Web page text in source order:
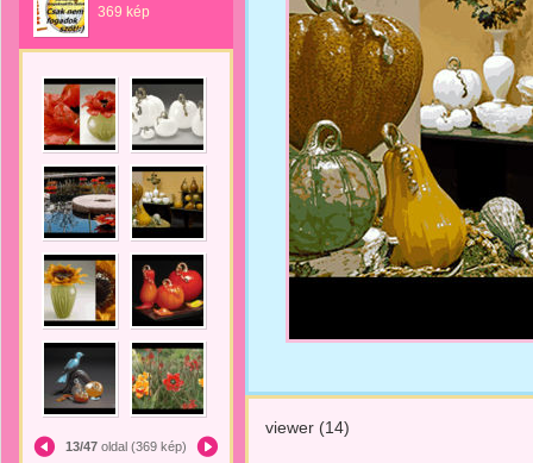
369 kép
13/47 oldal (369 kép)
viewer (14)